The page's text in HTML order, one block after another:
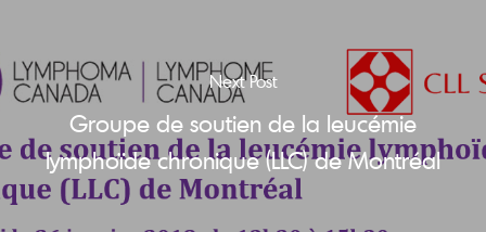
Next Post
Groupe de soutien de la leucémie
lymphoïde chronique (LLC) de Montréal